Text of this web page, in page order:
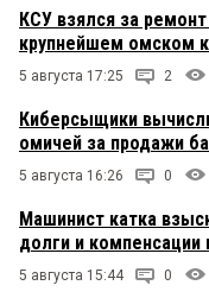
КСУ взялся за
крупнейшем омском
5 августа 17:25 2
Киберсыщики
омичей за продажи
5 августа 16:26 0
Машинист катка
долги и компенсации
5 августа 15:44 0